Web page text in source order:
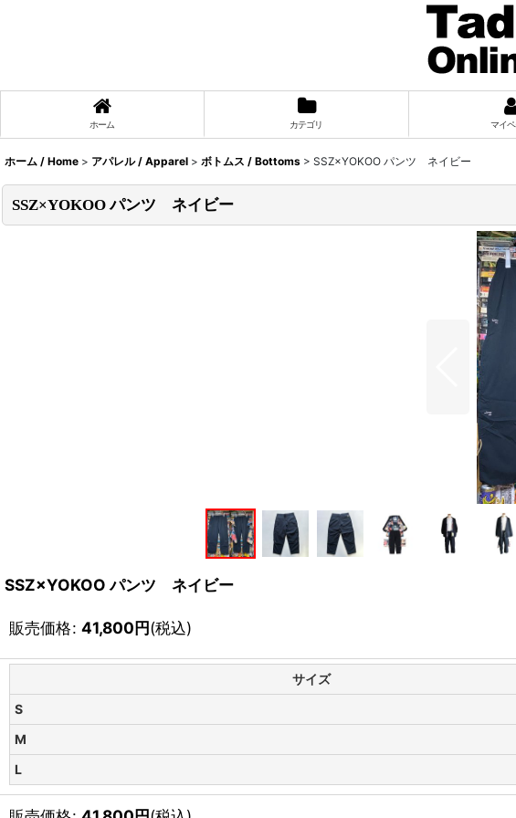
ホーム カテゴリ マイ
ホーム / Home > アパレル / Apparel > ボトムス / Bottoms > SSZ×YOKOO パンツ ネイビー
SSZ×YOKOO パンツ ネイビー
SSZ×YOKOO パンツ ネイビー
販売価格: 41,800円(税込)
サイズ
S
M
L